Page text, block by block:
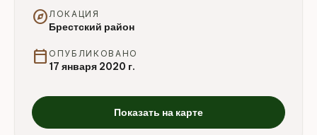
exploreЛОКАЦИЯ
Брестский район
calendar_today ОПУБЛИКОВАНО
17 января 2020 г.
Показать на карте